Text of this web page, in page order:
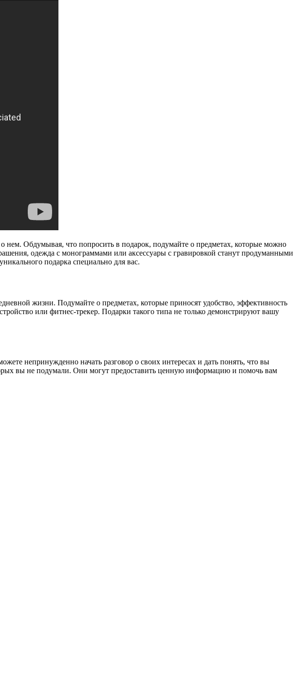
нем. Обдумывая, что попросить в подарок, подумайте о предметах, которые можно
одежда с монограммами или аксессуары с гравировкой станут продуманными
подарка специально для вас.
жизни. Подумайте о предметах, которые приносят удобство, эффективность
или фитнес-трекер. Подарки такого типа не только демонстрируют вашу
непринужденно начать разговор о своих интересах и дать понять, что вы
вы не подумали. Они могут предоставить ценную информацию и помочь вам